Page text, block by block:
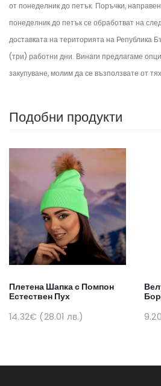
от понеделник до петък. Поръчки,
понеделник до петък се обработват на
доставката на територията на Република
(три) работни дни. Винаги предлагаме
закупуване, молим да се възползвате от
Подобни продукти
Плетена Шапка с Помпон
Естествен Пух
14.32€ (28.01 лв.)